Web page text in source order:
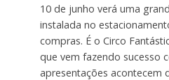
10 de junho verá uma
instalada no
compras. É o Circo
que vem fazendo sucesso
apresentações acontecem